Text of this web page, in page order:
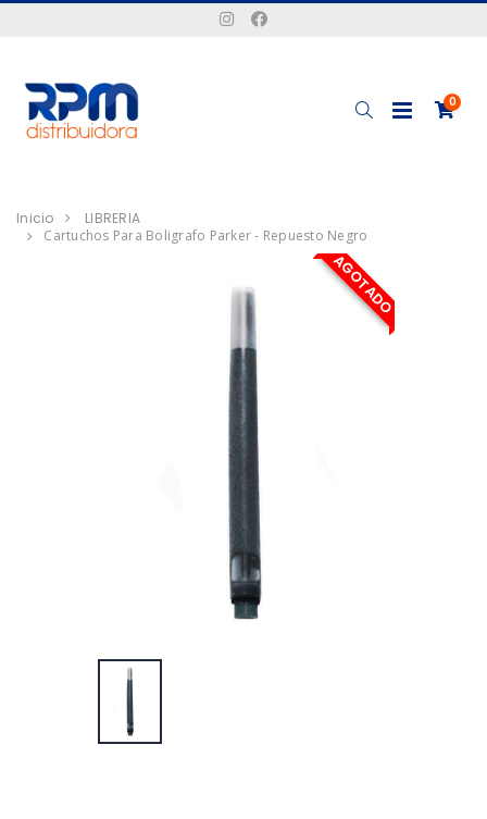
0
Inicio
LIBRERIA
Cartuchos Para Boligrafo Parker - Repuesto Negro
AGOTADO